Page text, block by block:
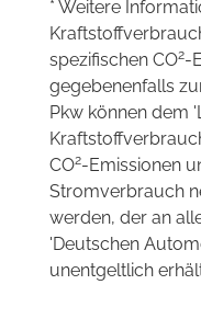
* Weitere
spezifischen CO2-
gegebenenfalls
Pkw können dem
CO2-Emissionen
Stromverbrauch
werden, der an
'Deutschen
unentgeltlich